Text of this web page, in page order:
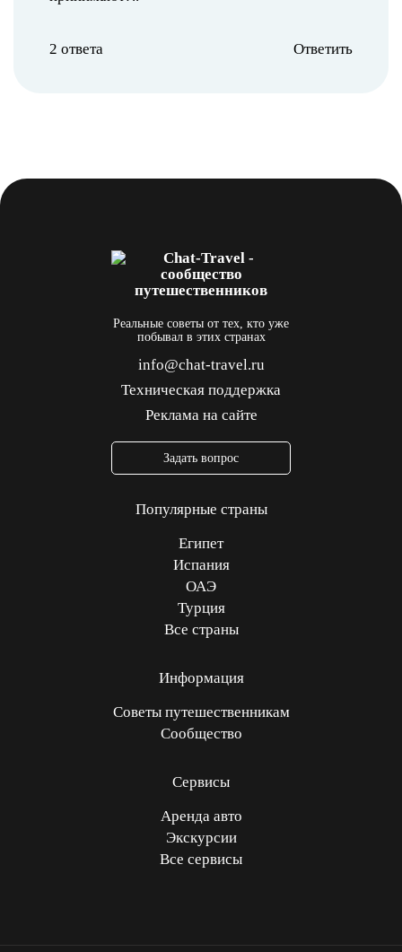
2 ответа Ответить
Реальные советы от тех, кто уже
побывал в этих странах
info@chat-travel.ru
Техническая поддержка
Реклама на сайте
Задать вопрос
Популярные страны
Египет
Испания
ОАЭ
Турция
Все страны
Информация
Советы путешественникам
Сообщество
Сервисы
Аренда авто
Экскурсии
Все сервисы